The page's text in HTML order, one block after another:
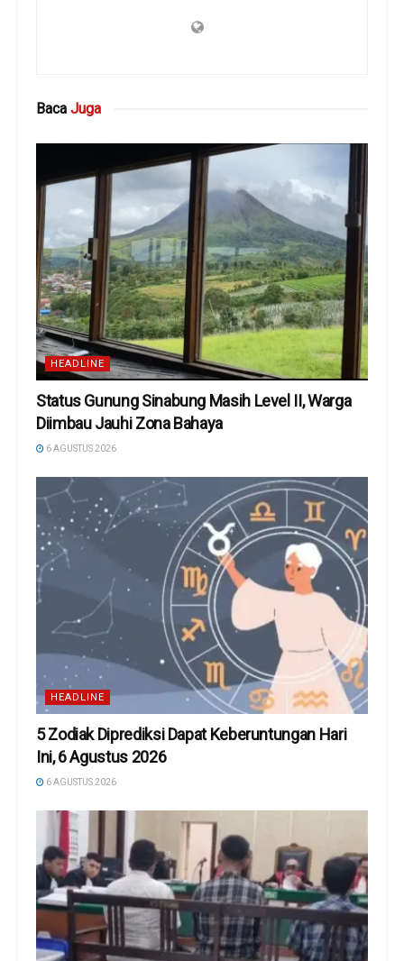
Baca Juga
HEADLINE
Status Gunung Sinabung Masih Level II, Warga
Diimbau Jauhi Zona Bahaya
6 AGUSTUS 2026
HEADLINE
5 Zodiak Diprediksi Dapat Keberuntungan Hari
Ini, 6 Agustus 2026
6 AGUSTUS 2026